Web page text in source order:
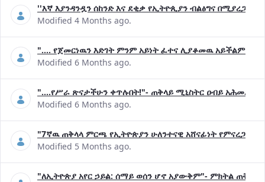
''እኛ እያንዳንዷን ሰከንድ እና ደቂቃ የኢትዮጲያን ብልፅግና
Modified 4 Months ago.
".... የጀመርነዉን እድገት ምንም አይነት ፈተና ሊያቆመዉ አይችልም"-
Modified 6 Months ago.
"....የሥራ ጽናታችሁን ቀጥሉበት!"- ጠቅላይ ሚኒስትር ዐብይ አሕመድ (ዶ/
Modified 6 Months ago.
"7ኛዉ ጠቅላላ ምርጫ የኢትዮጵያን ሁለንተናዊ አሸናፊነት
Modified 5 Months ago.
"ለኢትዮጵያ አየር ኃይል: ሰማይ ወሰን ሆኖ አያውቅም"- ምክትል ጠቅላይ